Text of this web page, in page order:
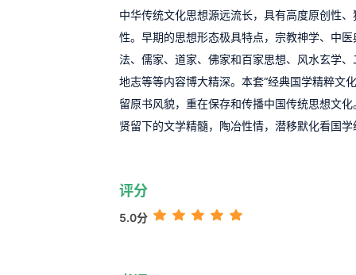
中华传统文化思想源远流长，具有高度原创性
性。早期的思想形态极具特点，宗教神学、中
法、儒家、道家、佛家和百家思想、风水玄学
地志等等内容博大精深。本套“经典国学精粹文
留原书风貌，重在保存和传播中国传统思想文
贤留下的文学精髓，陶冶性情，潜移默化看国学
评分
5.0分